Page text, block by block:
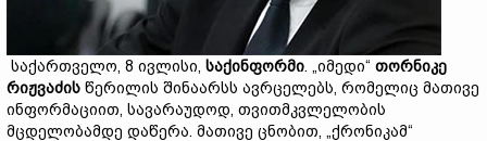
საქართველო, 8 ივლისი, საქინფორმი. „იმედი“ თორნიკე
რიჟვაძის წერილის შინაარსს ავრცელებს, რომელიც მათივე
ინფორმაციით, სავარაუდოდ, თვითმკვლელობის
მცდელობამდე დაწერა. მათივე ცნობით, „ქრონიკამ“